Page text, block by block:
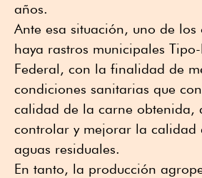
años.
Ante esa situación, uno de los
haya rastros municipales
Federal, con la finalidad de
condiciones sanitarias que
calidad de la carne obtenida,
controlar y mejorar la calidad
aguas residuales.
En tanto, la producción